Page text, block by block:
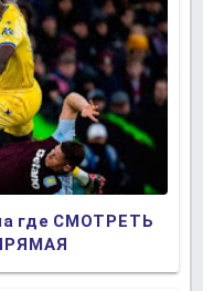
где СМОТРЕТЬ